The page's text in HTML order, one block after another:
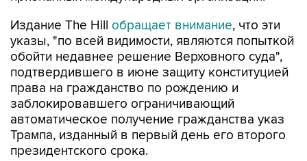
Издание The Hill обращает внимание, что эти
указы, "по всей видимости, являются попыткой
обойти недавнее решение Верховного суда",
подтвердившего в июне защиту конституцией
права на гражданство по рождению и
заблокировавшего ограничивающий
автоматическое получение гражданства указ
Трампа, изданный в первый день его второго
президентского срока.